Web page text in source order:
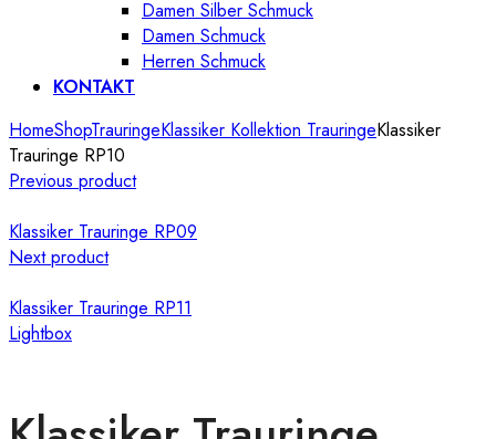
Damen Silber Schmuck
Damen Schmuck
Herren Schmuck
KONTAKT
HomeShopTrauringeKlassiker Kollektion TrauringeKlassiker
Trauringe RP10
Previous product
Klassiker Trauringe RP09
Next product
Klassiker Trauringe RP11
Lightbox